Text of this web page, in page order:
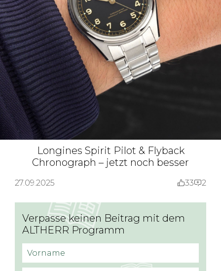
Longines Spirit Pilot & Flyback
Chronograph – jetzt noch besser
27.09.2025 33 2
Verpasse keinen Beitrag mit dem
ALTHERR Programm
Vorname